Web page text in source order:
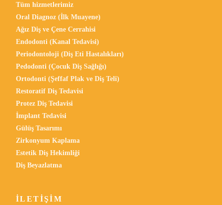
Tüm hizmetlerimiz
Oral Diagnoz (İlk Muayene)
Ağız Diş ve Çene Cerrahisi
Endodonti (Kanal Tedavisi)
Periodontoloji (Diş Eti Hastalıkları)
Pedodonti (Çocuk Diş Sağlığı)
Ortodonti (Şeffaf Plak ve Diş Teli)
Restoratif Diş Tedavisi
Protez Diş Tedavisi
İmplant Tedavisi
Gülüş Tasarımı
Zirkonyum Kaplama
Estetik Diş Hekimliği
Diş Beyazlatma
İLETIŞIM